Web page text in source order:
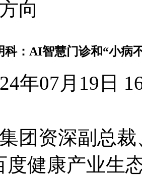
科：AI智慧门诊和“小病
年07月19
资深副总裁
度健康产业生